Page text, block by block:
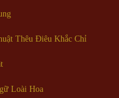
Thêu Điêu Khắc Chỉ
Loài Hoa